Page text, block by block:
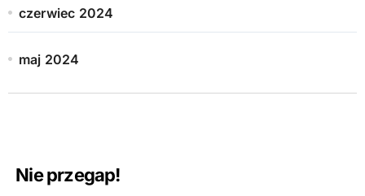
czerwiec 2024
maj 2024
Nie przegap!